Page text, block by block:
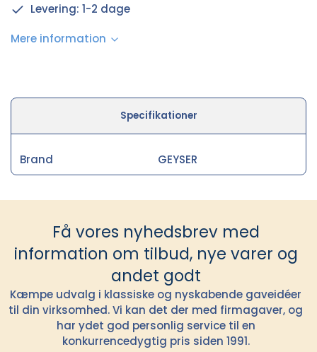
Levering: 1-2 dage
Mere information
Specifikationer
Brand GEYSER
Få vores nyhedsbrev med
information om tilbud, nye varer og
andet godt
Kæmpe udvalg i klassiske og nyskabende gaveidéer
til din virksomhed. Vi kan det der med firmagaver, og
har ydet god personlig service til en
konkurrencedygtig pris siden 1991.